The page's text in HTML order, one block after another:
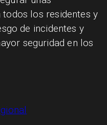
los residentes y
de incidentes y
seguridad en los